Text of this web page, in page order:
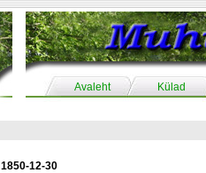
Avaleht Külad
1850-12-30